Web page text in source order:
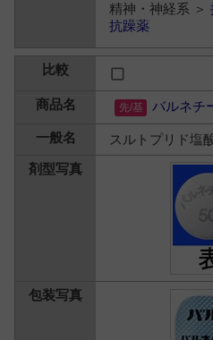
精神・神経系 ＞
抗躁薬
バルネチ
スルトプリド塩